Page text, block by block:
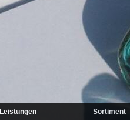
Leistungen Sortiment